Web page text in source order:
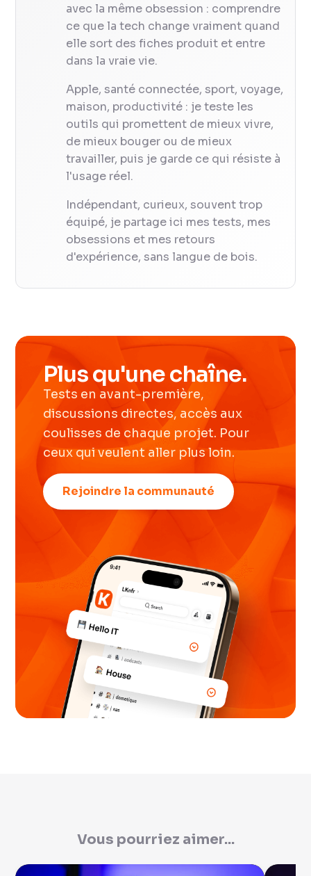
avec la même obsession : comprendre
ce que la tech change vraiment quand
elle sort des fiches produit et entre
dans la vraie vie.
Apple, santé connectée, sport, voyage,
maison, productivité : je teste les
outils qui promettent de mieux vivre,
de mieux bouger ou de mieux
travailler, puis je garde ce qui résiste à
l'usage réel.
Indépendant, curieux, souvent trop
équipé, je partage ici mes tests, mes
obsessions et mes retours
d'expérience, sans langue de bois.
Plus qu'une chaîne.
Tests en avant-première,
discussions directes, accès aux
coulisses de chaque projet. Pour
ceux qui veulent aller plus loin.
Rejoindre la communauté
Vous pourriez aimer...